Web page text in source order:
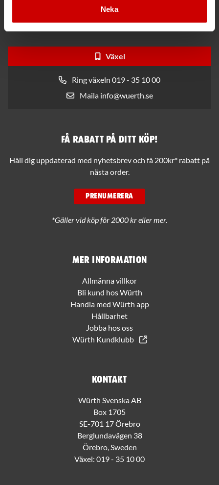
Neka
Maila kundsupport@wuerth.se
Växel
Ring växeln 019 - 35 10 00
Maila info@wuerth.se
Mer information
Allmänna villkor
Bli kund hos Würth
Handla med Würth app
Hållbarhet
Jobba hos oss
Würth Kundklubb
Kontakt
Würth Svenska AB
Box 1705
SE-701 17 Örebro
Berglundavägen 38
Örebro, Sweden
Växel: 019 - 35 10 00
Få rabatt på ditt köp!
Håll dig uppdaterad med nyhetsbrev och få 200kr* rabatt på
nästa order.
PRENUMERERA
*Gäller vid köp för 2000 kr eller mer.